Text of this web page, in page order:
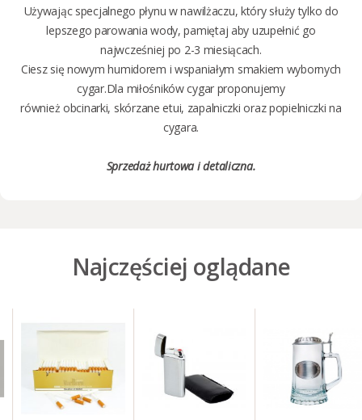
Używając specjalnego płynu w nawilżaczu, który służy tylko do
lepszego parowania wody, pamiętaj aby uzupełnić go
najwcześniej po 2-3 miesiącach.
Ciesz się nowym humidorem i wspaniałym smakiem wybornych
cygar.Dla miłośników cygar proponujemy
również obcinarki, skórzane etui, zapalniczki orazpopielniczki na
cygara.
Sprzedażhurtowa i detaliczna.
Najczęściej oglądane